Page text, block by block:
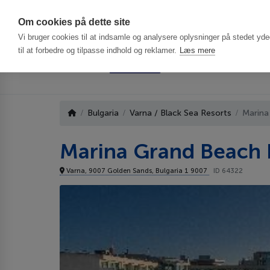
Om cookies på dette site
Vi bruger cookies til at indsamle og analysere oplysninger på stedet
til at forbedre og tilpasse indhold og reklamer. Læs mere
Bulgaria Varna / Black Sea Resorts
Marina Grand Beach
Varna, 9007 Golden Sands, Bulgaria 1 9007 ID 64322